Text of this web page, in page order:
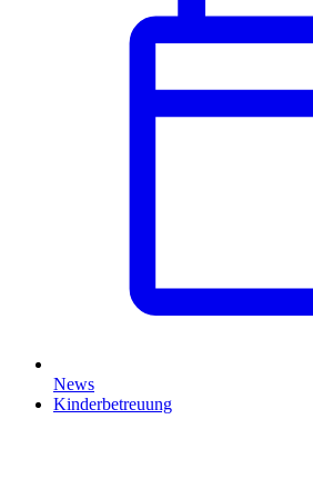
News
Kinderbetreuung